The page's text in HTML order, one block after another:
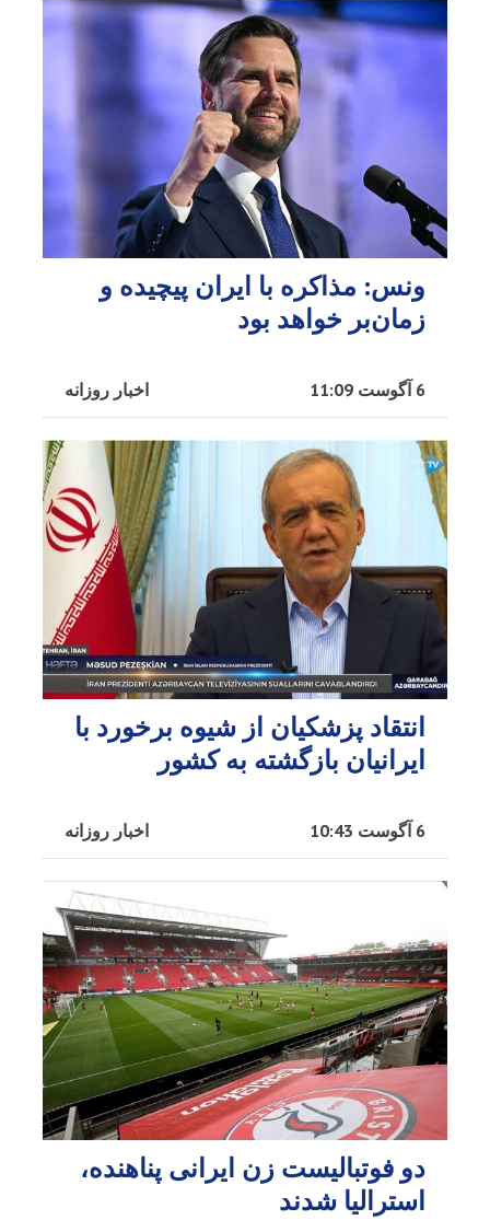
ونس: مذاکره با ایران پیچیده و
زمان‌بر خواهد بود
اخبار روزانه 6 آگوست 11:09
انتقاد پزشکیان از شیوه برخورد با
ایرانیان بازگشته به کشور
اخبار روزانه 6 آگوست 10:43
دو فوتبالیست زن ایرانی پناهنده،
استرالیا شدند